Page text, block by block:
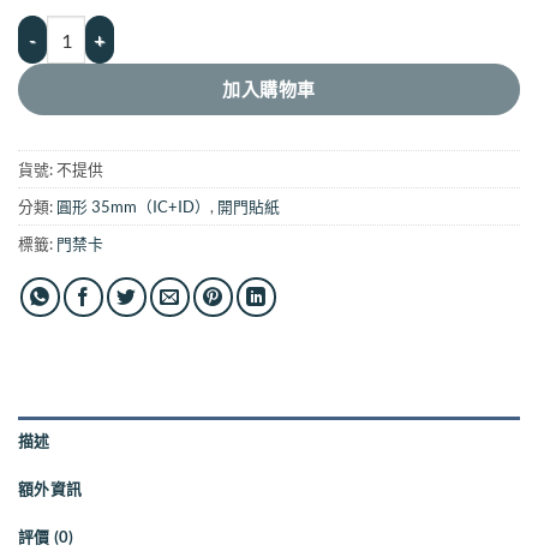
IC、ID 磁扣門禁卡貼紙｜ic+id招財貓系列 數量
加入購物車
貨號:不提供
分類: 圓形 35mm（IC+ID） , 開門貼紙
標籤: 門禁卡
描述
額外資訊
評價 (0)